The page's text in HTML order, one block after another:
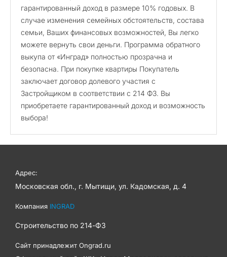
гарантированный доход в размере 10% годовых. В
случае изменения семейных обстоятельств, состава
семьи, Ваших финансовых возможностей, Вы легко
можете вернуть свои деньги. Программа обратного
выкупа от «Инград» полностью прозрачна и
безопасна. При покупке квартиры Покупатель
заключает договор долевого участия с
Застройщиком в соответствии с 214 ФЗ. Вы
приобретаете гарантированный доход и возможность
выбора!
Адрес:
Московская обл., г. Мытищи, ул. Кадомская, д. 4
Компания INGRAD
Строительство по 214-ФЗ
Сайт принадлежит Ongrad.ru